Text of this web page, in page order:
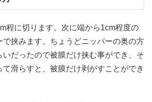
程に切ります。次に端から1cm程度の
で挟みます。ちょうどニッパーの奥の方
いだったので被膜だけ挟む事ができ、そ
滑らすと、被膜だけ剥がすことができ